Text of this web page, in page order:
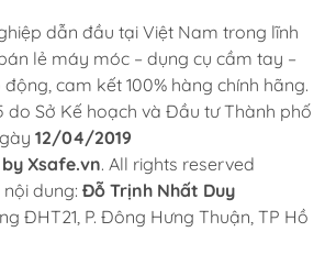
dẫn đầu tại Việt Nam trong lĩnh
lẻ máy móc – dụng cụ cầm tay –
cam kết 100% hàng chính hãng.
do Sở Kế hoạch và Đầu tư Thành phố
12/04/2019
Xsafe.vn. All rights reserved
dung: Đỗ Trịnh Nhất Duy
ĐHT21, P. Đông Hưng Thuận, TP Hồ